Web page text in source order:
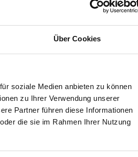
Über Cookies
soziale Medien anbieten zu können
zu Ihrer Verwendung unserer
Partner führen diese Informationen
die sie im Rahmen Ihrer Nutzung